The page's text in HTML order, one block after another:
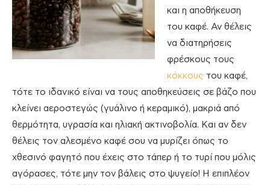
και η αποθήκευση
του καφέ. Αν θέλεις
να διατηρήσεις
φρέσκους τους
κόκκους του καφέ,
τότε το ιδανικό είναι να τους αποθηκεύσεις σε βάζο που
κλείνει αεροστεγώς (γυάλινο ή κεραμικό), μακριά από
θερμότητα, υγρασία και ηλιακή ακτινοβολία. Και αν δεν
θέλεις τον αλεσμένο καφέ σου να μυρίζει όπως το
χθεσινό φαγητό που έχεις στο τάπερ ή το τυρί που μόλις
αγόρασες, τότε μην τον βάλεις στο ψυγείο! Η επιπλέον